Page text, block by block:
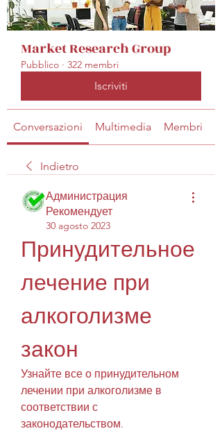
Market Research Group
Pubblico · 322 membri
Iscriviti
Conversazioni Multimedia Membri
Indietro
Администрация
Рекомендует
30 agosto 2023
Принудительное
лечение при
алкоголизме
закон
Узнайте все о принудительном
лечении при алкоголизме в
соответствии с
законодательством.